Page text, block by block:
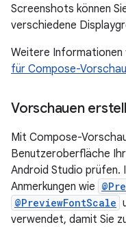
Screenshots können
verschiedene
Weitere Informationen
für Compose-Vorschau
Vorschauen
Mit Compose-
Benutzeroberfläche
Android Studio prüfen.
Anmerkungen wie
@PreviewFontScale
verwendet, damit Sie